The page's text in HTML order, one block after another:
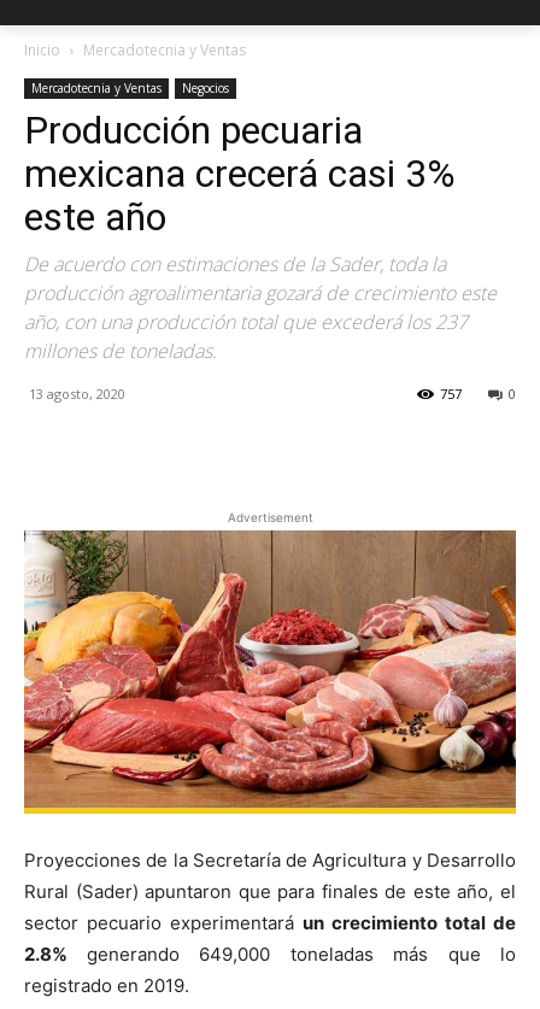
Inicio Mercadotecnia y Ventas
Mercadotecnia y Ventas Negocios
Producción pecuaria
mexicana crecerá casi 3%
este año
De acuerdo con estimaciones de la Sader, toda la
producción agroalimentaria gozará de crecimiento este
año, con una producción total que excederá los 237
millones de toneladas.
13 agosto, 2020 0
757
Advertisement
Proyecciones de la Secretaría de Agricultura y Desarrollo
Rural (Sader) apuntaron que para finales de este año, el
sector pecuario experimentará un crecimiento total de
2.8% generando 649,000 toneladas más que lo
registrado en 2019.